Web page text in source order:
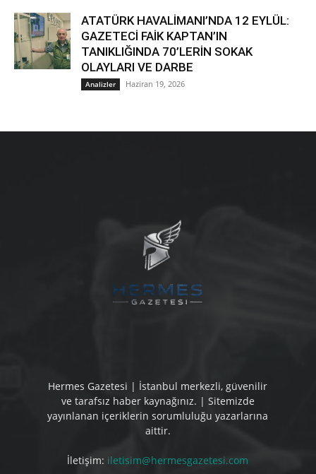
ATATÜRK HAVALİMANI’NDA 12 EYLÜL:
GAZETECİ FAİK KAPTAN’IN
TANIKLIĞINDA 70’LERİN SOKAK
OLAYLARI VE DARBE
Analizler Haziran 19, 2026
Hermes Gazetesi | İstanbul merkezli, güvenilir
ve tarafsız haber kaynağınız. | Sitemizde
yayınlanan içeriklerin sorumluluğu yazarlarına
aittir.
İletişim: iletisim@hermesgazetesi.com